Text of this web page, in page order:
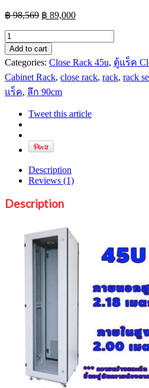
฿98,569 Original
฿ 98,569.
฿ 89,000Current
ตู้
Close
Cabinet
Rack
45U
กว้าง
90cm
quantity
Add to cart
Categories: Close Rack 45u, ตู้แร็ค
Cabinet Rack, close rack, rack, rack
แร็ค, ลึก 90cm
Tweet this article
Description
Reviews (1)
Description